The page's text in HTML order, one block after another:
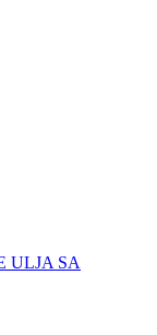
ULJA SA